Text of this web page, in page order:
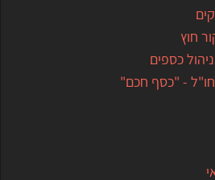
חוץ
כספים
- "כסף חכם"